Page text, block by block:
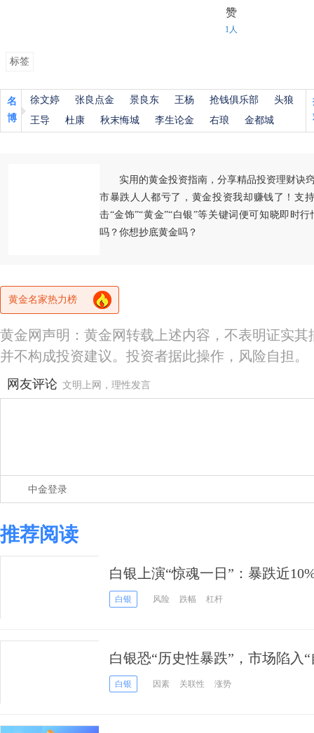
赞
1人
标签
名
博
徐文婷 张良点金 景良东 王杨 抢钱俱乐部
头狼
王导
杜康 秋末悔城 李生论金 右琅 金都城
实用的黄金投资指南，分享精品投资理财诀
市暴跌人人都亏了，黄金投资我却赚钱了！支
击“金饰”“黄金”“白银”等关键词便可知晓即时
吗？你想抄底黄金吗？
黄金名家热力榜
黄金网声明：黄金网转载上述内容，不表明证实
并不构成投资建议。投资者据此操作，风险自担。
网友评论 文明上网，理性发言
中金登录
推荐阅读
白银上演“惊魂一日”：暴跌近
步是冲向巅峰还是深渊？
白银 风险 跌幅 杠杆
白银恐“历史性暴跌”，市场陷入
白银 因素 关联性 涨势